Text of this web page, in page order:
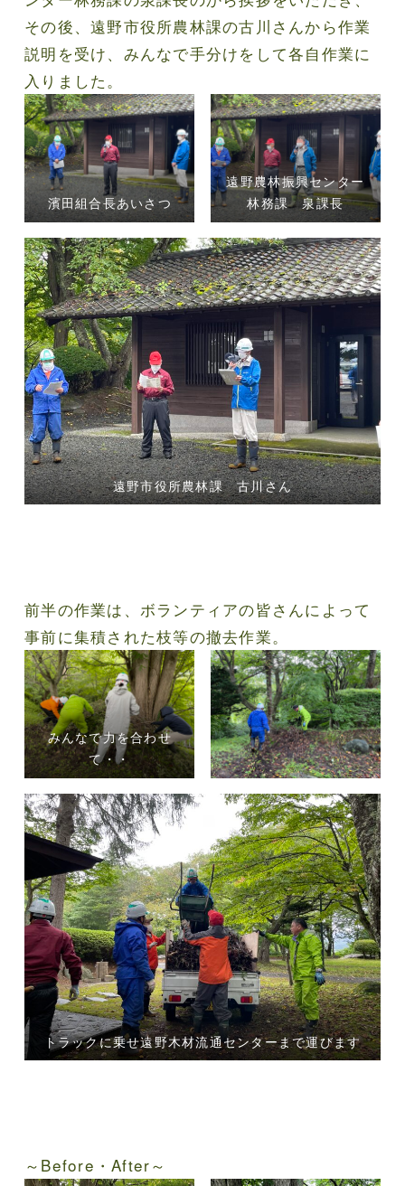
その後、遠野市役所農林課の古川さんから作業
説明を受け、みんなで手分けをして各自作業に
入りました。
濱田組合長あいさつ
遠野農林振興センター
林務課 泉課長
遠野市役所農林課 古川さん
前半の作業は、ボランティアの皆さんによって
事前に集積された枝等の撤去作業。
みんなで力を合わせ
て・・
トラックに乗せ遠野木材流通センターまで運びます
～Before・After～